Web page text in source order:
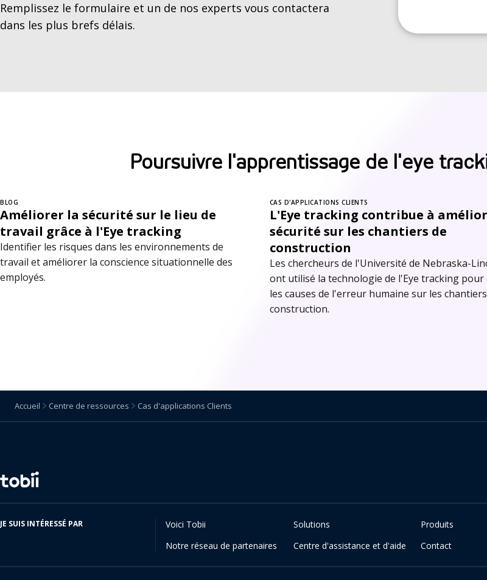
Remplissez le formulaire et un de nos experts vous contactera
dans les plus brefs délais.
Poursuivre l'apprentissage de l'eye
BLOG
Améliorer la sécurité sur le lieu de
travail grâce à l'Eye tracking
Identifier les risques dans les environnements de
travail et améliorer la conscience situationnelle des
employés.
CAS D'APPLICATIONS CLIENTS
L'Eye tracking contribue à
sécurité sur les chantiers de
construction
Les chercheurs de l'Université de Nebraska-
ont utilisé la technologie de l'Eye tracking
les causes de l'erreur humaine sur les
construction.
Accueil Centre de ressources Cas d'applications Clients
Changer
de
langue
JE SUIS INTÉRESSÉ PAR Voici Tobii Solutions Produits
Notre réseau de partenaires
Centre d'assistance et d'aide Contact